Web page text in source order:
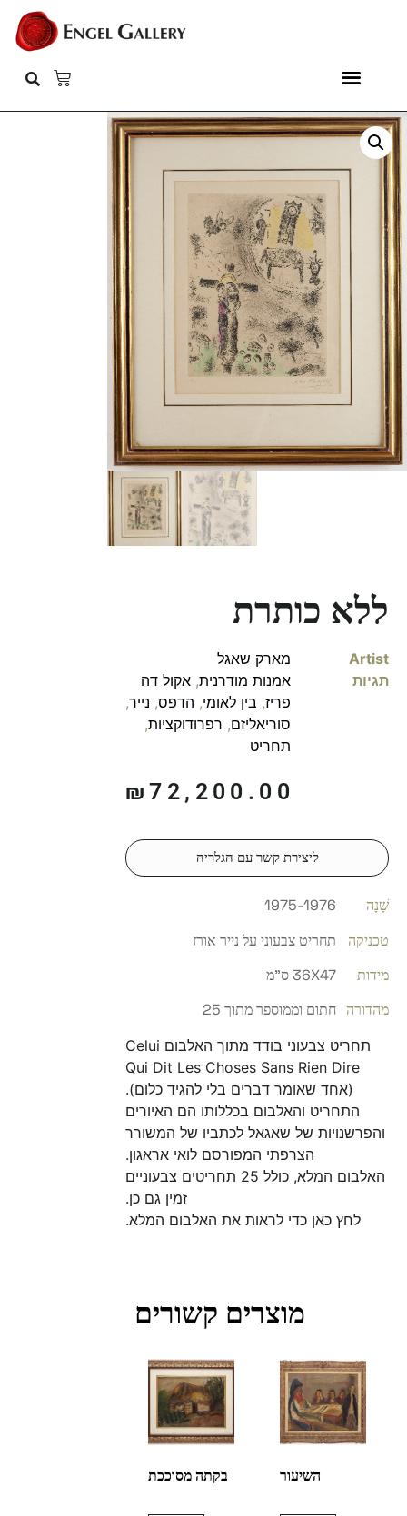
ללא כותרת
Artist
מארק שאגל
תגיות
אמנות מודרנית, אקול דה
פריז, בין לאומי, הדפס, נייר,
סוריאליזם, רפרודוקציות,
תחריט
₪72,200.00
ליצירת קשר עם הגלריה
שָׁנָה
1975-1976
טכניקה
תחריט צבעוני על נייר אורז
מידות
36X47 ס"מ
מהדורה חתום וממוספר מתוך 25
תחריט צבעוני בודד מתוך האלבום Celui
Qui Dit Les Choses Sans Rien Dire
(אחד שאומר דברים בלי להגיד כלום).
התחריט והאלבום בכללותו הם האיורים
והפרשנויות של שאגאל לכתביו של המשורר
הצרפתי המפורסם לואי אראגון.
האלבום המלא, כולל 25 תחריטים צבעוניים
זמין גם כן.
לחץ כאן כדי לראות את האלבום המלא.
מוצרים קשורים
השיעור בקתה מסוככת